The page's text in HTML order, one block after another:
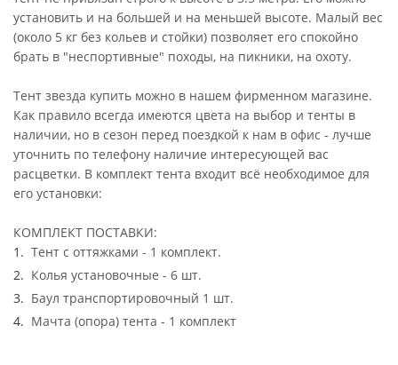
установить и на большей и на меньшей высоте. Малый вес
(около 5 кг без кольев и стойки) позволяет его спокойно
брать в "неспортивные" походы, на пикники, на охоту.
Тент звезда купить можно в нашем фирменном магазине.
Как правило всегда имеются цвета на выбор и тенты в
наличии, но в сезон перед поездкой к нам в офис - лучше
уточнить по телефону наличие интересующей вас
расцветки. В комплект тента входит всё необходимое для
его установки:
КОМПЛЕКТ ПОСТАВКИ:
Тент с оттяжками - 1 комплект.
Колья установочные - 6 шт.
Баул транспортировочный 1 шт.
Мачта (опора) тента - 1 комплект